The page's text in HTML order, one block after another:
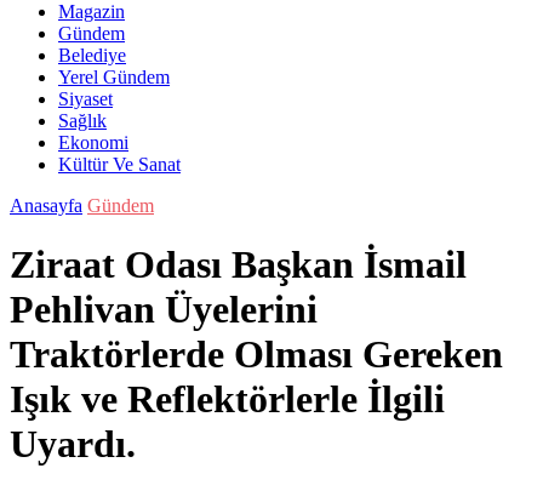
Magazin
Gündem
Belediye
Yerel Gündem
Siyaset
Sağlık
Ekonomi
Kültür Ve Sanat
Anasayfa Gündem
Ziraat Odası Başkan İsmail
Pehlivan Üyelerini
Traktörlerde Olması Gereken
Işık ve Reflektörlerle İlgili
Uyardı.